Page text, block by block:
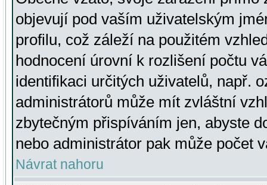
objevují pod vaším uživatelským
profilu, což záleží na použitém
hodnocení úrovní k rozlišení počtu
identifikaci určitých uživatelů, např.
administrátorů může mít zvláštní
zbytečným přispíváním jen, abyste
nebo administrátor pak může počet
Návrat nahoru